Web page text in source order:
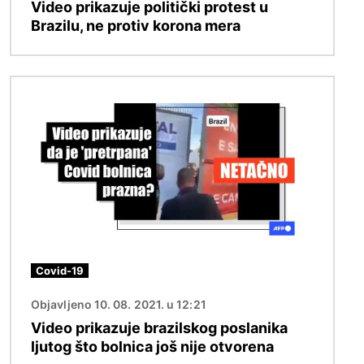
Video prikazuje politički protest u
Brazilu, ne protiv korona mera
Covid-19
Objavljeno 10. 08. 2021. u 12:21
Video prikazuje brazilskog poslanika
ljutog što bolnica još nije otvorena